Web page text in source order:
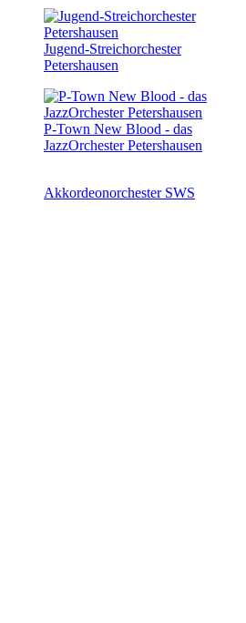
Jugend-Streichorchester
Petershausen
P-Town New Blood - das
JazzOrchester Petershausen
Akkordeonorchester SWS